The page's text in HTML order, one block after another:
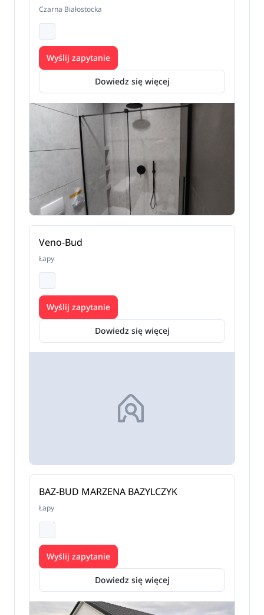
Czarna Białostocka
Dowiedz się więcej
Wyślij zapytanie
Veno-Bud
Łapy
Dowiedz się więcej
Wyślij zapytanie
BAZ-BUD MARZENA BAZYLCZYK
Łapy
Dowiedz się więcej
Wyślij zapytanie